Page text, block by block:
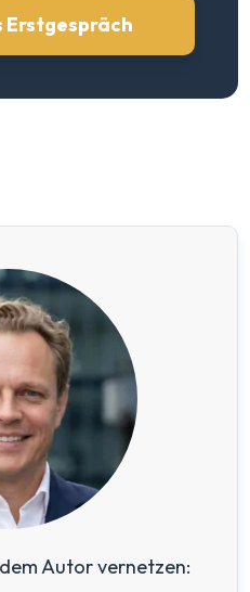
Erstgespräch
Autor vernetzen: